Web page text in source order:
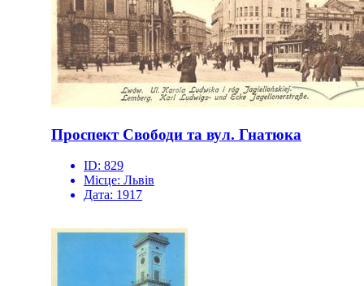
Проспект Свободи та вул. Гнатюка
ID: 829
Місце: Львів
Дата: 1917